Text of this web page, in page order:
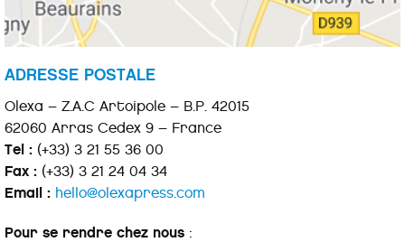
ADRESSE POSTALE
Olexa – Z.A.C Artoipole – B.P. 42015
62060 Arras Cedex 9 – France
Tel : (+33) 3 21 55 36 00
Fax : (+33) 3 21 24 04 34
Email : hello@olexapress.com
Pour se rendre chez nous :